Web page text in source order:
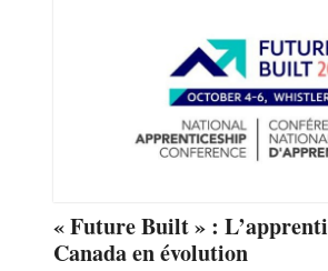
« Future Built » :
Canada en évolution